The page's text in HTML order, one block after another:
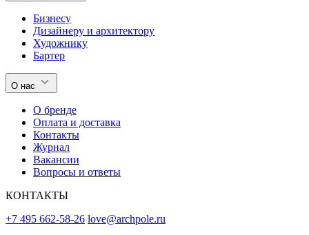
Бизнесу
Дизайнеру и архитектору
Художнику
Бартер
О нас
О бренде
Оплата и доставка
Контакты
Журнал
Вакансии
Вопросы и ответы
КОНТАКТЫ
+7 495 662-58-26 love@archpole.ru